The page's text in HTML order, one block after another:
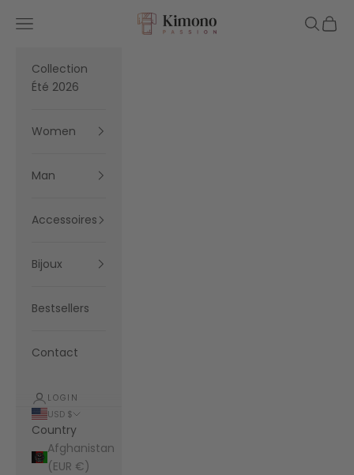
Kimono Passion
Navigation menu Search
Cart
Collection
Été 2026
Women
Man
Accessoires
Bijoux
Bestsellers
Contact
LOGIN
USD $
Country
Afghanistan
(EUR €)